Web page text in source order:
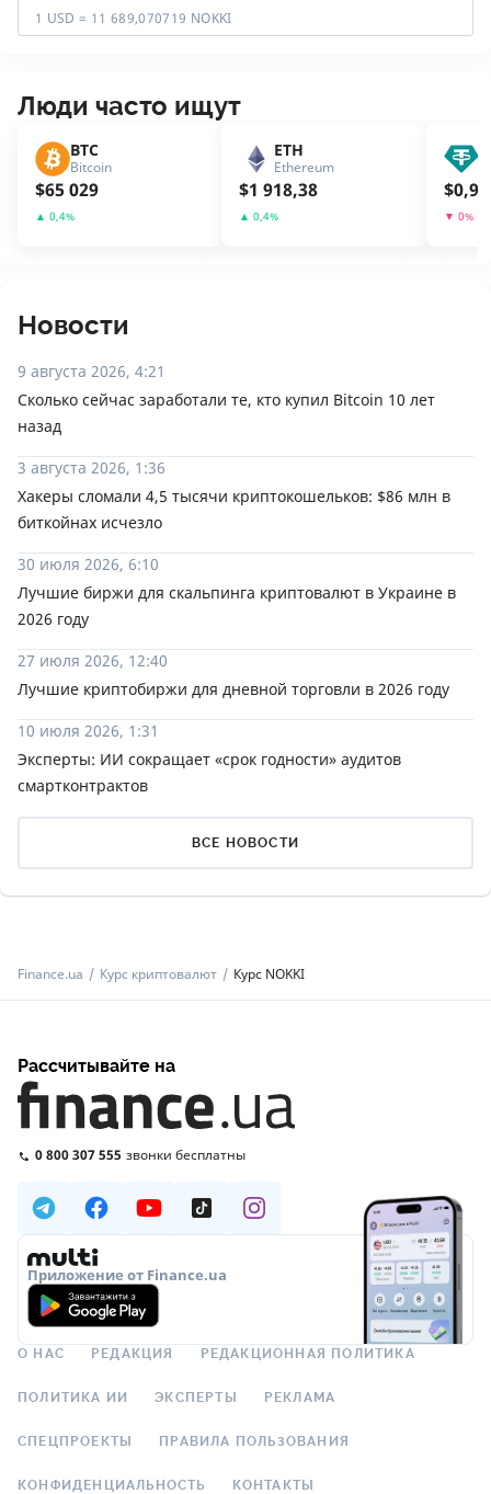
1 USD = 11 689,070719 NOKKI
Люди часто ищут
BTC
Bitcoin
$65 029
▲ 0,4%
ETH
Ethereum
$1 918,38
▲ 0,4%
$
▼ 0%
Новости
9 августа 2026, 4:21
Сколько сейчас заработали те, кто купил Bitcoin 10 лет
назад
3 августа 2026, 1:36
Хакеры сломали 4,5 тысячи криптокошельков: $86 млн в
биткойнах исчезло
30 июля 2026, 6:10
Лучшие биржи для скальпинга криптовалют в Украине в
2026 году
27 июля 2026, 12:40
Лучшие криптобиржи для дневной торговли в 2026 году
10 июля 2026, 1:31
Эксперты: ИИ сокращает «срок годности» аудитов
смартконтрактов
ВСЕ НОВОСТИ
Finance.ua Курс криптовалют Курс NOKKI
Рассчитывайте на
0 800 307 555 звонки бесплатны
Приложение от Finance.ua
О НАС РЕДАКЦИЯ РЕДАКЦИОННАЯ ПОЛИТИКА
ПОЛИТИКА ИИ ЭКСПЕРТЫ РЕКЛАМА
СПЕЦПРОЕКТЫ ПРАВИЛА ПОЛЬЗОВАНИЯ
КОНФИДЕНЦИАЛЬНОСТЬ КОНТАКТЫ